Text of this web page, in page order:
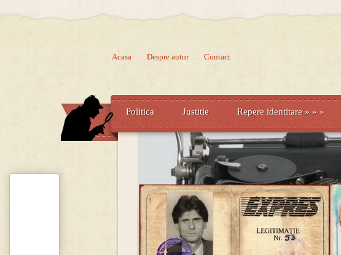
Acasa Despre autor Contact
Politica Justitie Repere identitare » » »